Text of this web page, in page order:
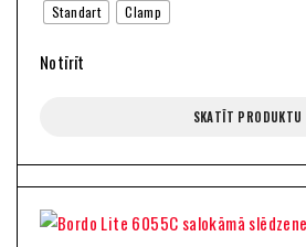
Standart Clamp
Notīrīt
SKATĪT PRODUKTU